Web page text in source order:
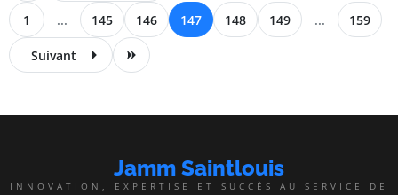
1 ... 145 146 147 148 149 ... 159
Suivant
Jamm Saintlouis
INNOVATION, EXPERTISE ET SUCCÈS AU SERVICE DE